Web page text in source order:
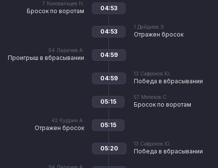
7 Коновальцев Н.
Бросок по воротам 04:53
1 Дайдиев Э.
Отражен бросок
04:53
94 Ларичев А.
Проигрыш в вбрасывании 04:59
13 Сафронов Ю.
Победа в вбрасывании
04:59
57 Мелехов С.
Бросок по воротам
05:15
42 Кудрин А.
Отражен бросок 05:15
13 Сафронов Ю.
Победа в вбрасывании
05:20